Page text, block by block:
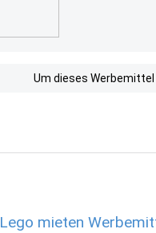
Um dieses
Lego mieten